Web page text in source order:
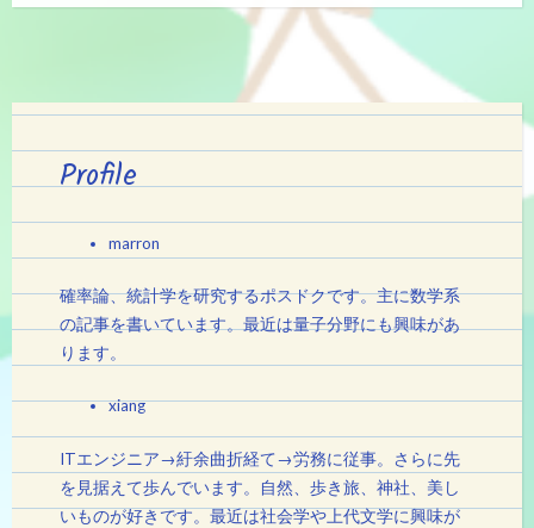
Profile
marron
確率論、統計学を研究するポスドクです。主に数学系
の記事を書いています。最近は量子分野にも興味があ
ります。
xiang
ITエンジニア→紆余曲折経て→労務に従事。さらに先
を見据えて歩んでいます。自然、歩き旅、神社、美し
いものが好きです。最近は社会学や上代文学に興味が